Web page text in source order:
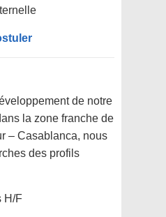
de notre
la zone franche de
– Casablanca, nous
des profils
H/F